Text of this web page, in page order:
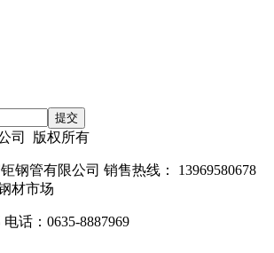
提交
司 版权所有
钢管有限公司 销售热线： 13969580678
材市场
话：0635-8887969